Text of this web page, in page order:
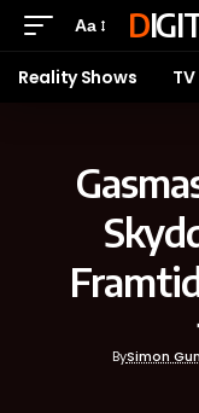
Aa
Reality Shows
BySimon